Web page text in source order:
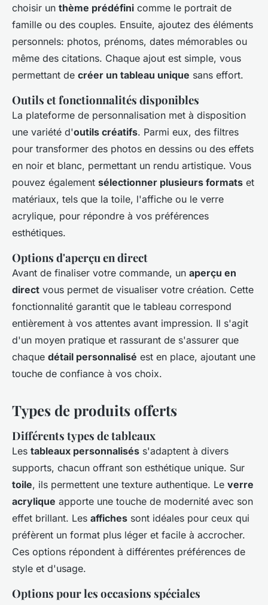
choisir un thème prédéfini comme le portrait de
famille ou des couples. Ensuite, ajoutez des éléments
personnels: photos, prénoms, dates mémorables ou
même des citations. Chaque ajout est simple, vous
permettant de créer un tableau unique sans effort.
Outils et fonctionnalités disponibles
La plateforme de personnalisation met à disposition
une variété d'outils créatifs. Parmi eux, des filtres
pour transformer des photos en dessins ou des effets
en noir et blanc, permettant un rendu artistique. Vous
pouvez également sélectionner plusieurs formats et
matériaux, tels que la toile, l'affiche ou le verre
acrylique, pour répondre à vos préférences
esthétiques.
Options d'aperçu en direct
Avant de finaliser votre commande, un aperçu en
direct vous permet de visualiser votre création. Cette
fonctionnalité garantit que le tableau correspond
entièrement à vos attentes avant impression. Il s'agit
d'un moyen pratique et rassurant de s'assurer que
chaque détail personnalisé est en place, ajoutant une
touche de confiance à vos choix.
Types de produits offerts
Différents types de tableaux
Les tableaux personnalisés s'adaptent à divers
supports, chacun offrant son esthétique unique. Sur
toile, ils permettent une texture authentique. Le verre
acrylique apporte une touche de modernité avec son
effet brillant. Les affiches sont idéales pour ceux qui
préfèrent un format plus léger et facile à accrocher.
Ces options répondent à différentes préférences de
style et d'usage.
Options pour les occasions spéciales